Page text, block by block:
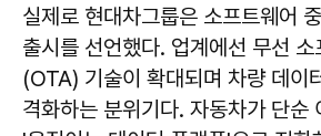
실제로 현대차그룹은 소프트웨어
출시를 선언했다. 업계에선 무선
(OTA) 기술이 확대되며 차량 데이
격화하는 분위기다. 자동차가 단순